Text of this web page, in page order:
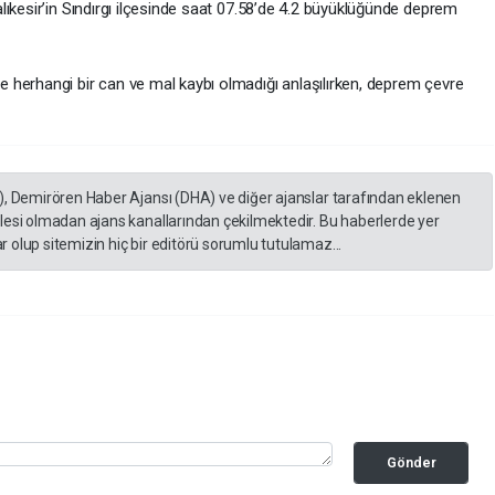
Sındırgı ilçesinde saat 07.58’de 4.2 büyüklüğünde deprem
bir can ve mal kaybı olmadığı anlaşılırken, deprem çevre
Demirören Haber Ajansı (DHA) ve diğer ajanslar tarafından eklenen
olmadan ajans kanallarından çekilmektedir. Bu haberlerde yer
sitemizin hiç bir editörü sorumlu tutulamaz...
Gönder